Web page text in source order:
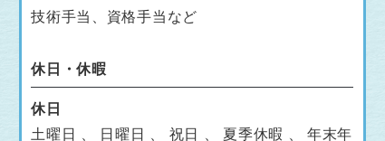
技術手当、資格手当など
休日・休暇
休日
土曜日 、 日曜日 、 祝日 、 夏季休暇 、 年末年